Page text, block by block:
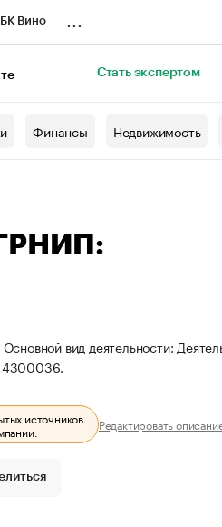
Вино
Стать экспертом
Финансы Недвижимость
вид деятельности:
источников.
Редактировать